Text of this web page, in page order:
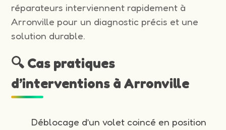
réparateurs interviennent rapidement à
Arronville pour un diagnostic précis et une
solution durable.
🔍 Cas pratiques
d’interventions à Arronville
Déblocage d’un volet coincé en position